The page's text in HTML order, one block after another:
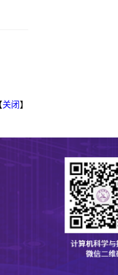
关闭】